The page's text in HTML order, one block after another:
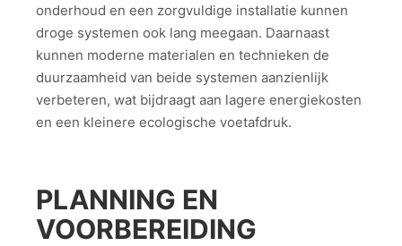
onderhoud en een zorgvuldige installatie kunnen
droge systemen ook lang meegaan. Daarnaast
kunnen moderne materialen en technieken de
duurzaamheid van beide systemen aanzienlijk
verbeteren, wat bijdraagt aan lagere energiekosten
en een kleinere ecologische voetafdruk.
PLANNING EN
VOORBEREIDING